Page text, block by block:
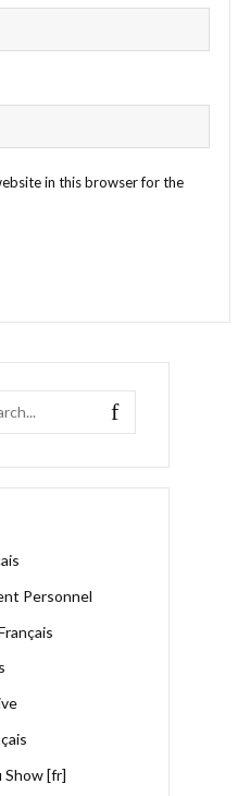
in this browser for the
Personnel
Show [fr]